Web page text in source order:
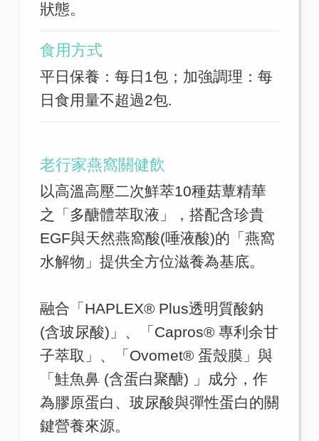
狀態。
食用方式
平日保養：每日1包；加強調理：每
日食用量不超過2包.
老行家燕窩關健飲
以高溫高壓二次鮮萃10種菇蕈精華
之「多醣體萃取液」，搭配含珍貴
EGF與天然燕窩酸(唾液酸)的「燕窩
水解物」提供全方位滋養為基底。
融合「HAPLEX® Plus透明質酸鈉
(含玻尿酸)」、「Capros® 專利余甘
子萃取」、「Ovomet® 蛋殼膜」與
「鮭魚鼻 (含蛋白聚醣) 」成分，作
為膠原蛋白、玻尿酸與彈性蛋白的關
鍵營養來源。